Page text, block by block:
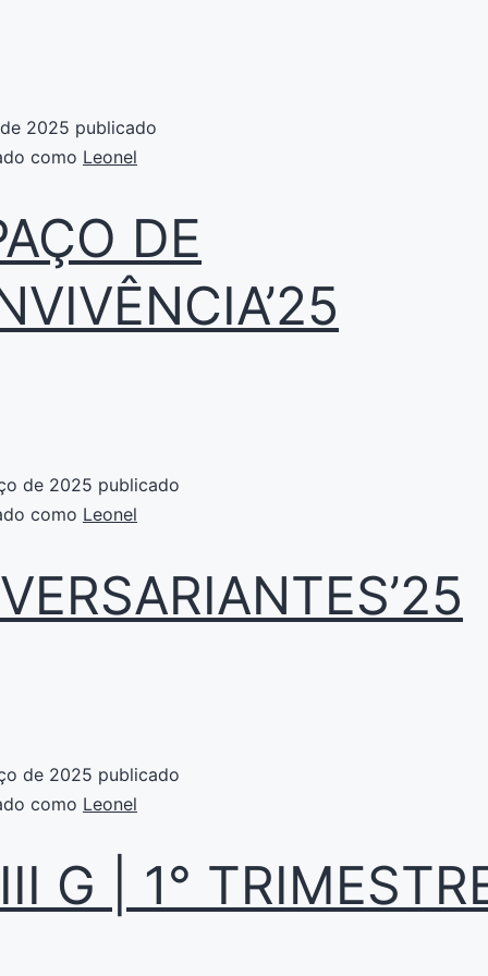
2025 publicado
como Leonel
DE
de 2025 publicado
como Leonel
de 2025 publicado
como Leonel
G | 1°